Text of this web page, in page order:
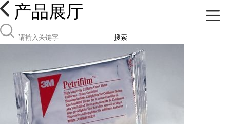
产品展厅
搜索